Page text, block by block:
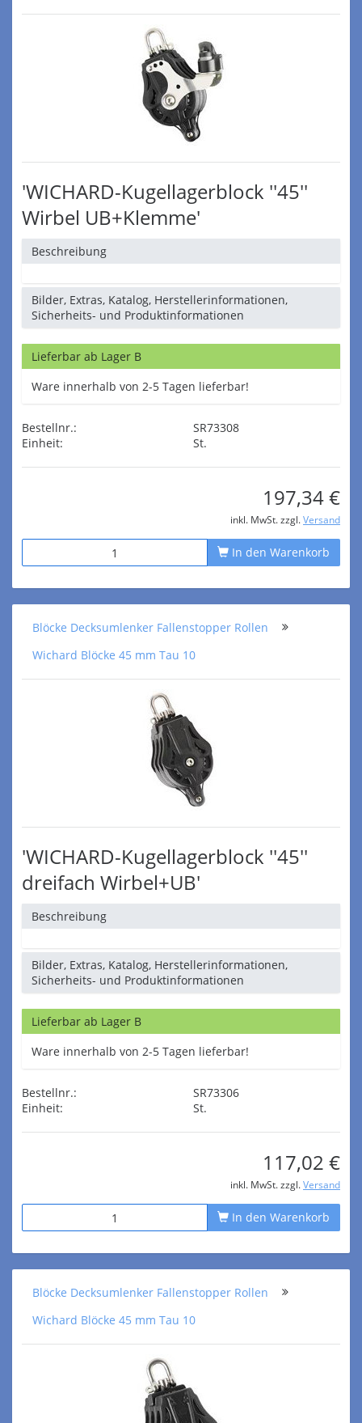
'WICHARD-Kugellagerblock ''45''
Wirbel UB+Klemme'
Beschreibung
Bilder, Extras, Katalog, Herstellerinformationen,
Sicherheits- und Produktinformationen
Lieferbar ab Lager B
Ware innerhalb von 2-5 Tagen lieferbar!
Bestellnr.:
SR73308
Einheit:
St.
197,34 €
inkl. MwSt. zzgl. Versand
In den Warenkorb
Blöcke Decksumlenker Fallenstopper Rollen
Wichard Blöcke 45 mm Tau 10
'WICHARD-Kugellagerblock ''45''
dreifach Wirbel+UB'
Beschreibung
Bilder, Extras, Katalog, Herstellerinformationen,
Sicherheits- und Produktinformationen
Lieferbar ab Lager B
Ware innerhalb von 2-5 Tagen lieferbar!
Bestellnr.:
SR73306
Einheit:
St.
117,02 €
inkl. MwSt. zzgl. Versand
In den Warenkorb
Blöcke Decksumlenker Fallenstopper Rollen
Wichard Blöcke 45 mm Tau 10